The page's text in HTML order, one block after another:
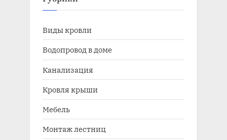
Виды кровли
Водопровод в доме
Канализация
Кровля крыши
Мебель
Монтаж лестниц